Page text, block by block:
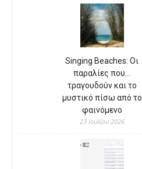
Singing Beaches: Οι
παραλίες που…
τραγουδούν και το
μυστικό πίσω από το
φαινόμενο
23 Ιουλίου 2026